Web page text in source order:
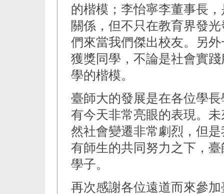
的楷模；李怡寧李董事長
關係，但不只在教育界發
們來當我們傑出校友。另
獲獎同學，不論是社會實
學的楷模。
臺師大的發展是在各位學
有今天非常亮眼的表現。
然社會變遷非常劇烈，但
有師生的共同努力之下，
學子。
再次感謝各位遠道而來參